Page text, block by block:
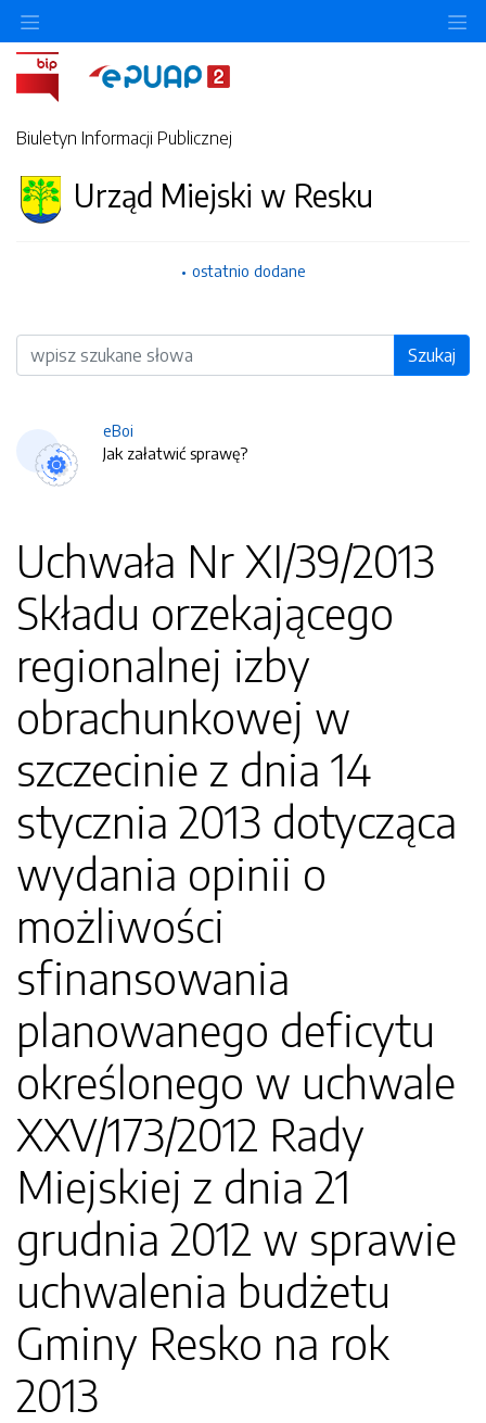
Biuletyn Informacji Publicznej
Urząd Miejski w Resku
ostatnio dodane
Wyszukiwarka Szukaj
eBoi
Jak załatwić sprawę?
Uchwała Nr XI/39/2013
Składu orzekającego
regionalnej izby
obrachunkowej w
szczecinie z dnia 14
stycznia 2013 dotycząca
wydania opinii o
możliwości
sfinansowania
planowanego deficytu
określonego w uchwale
XXV/173/2012 Rady
Miejskiej z dnia 21
grudnia 2012 w sprawie
uchwalenia budżetu
Gminy Resko na rok
2013